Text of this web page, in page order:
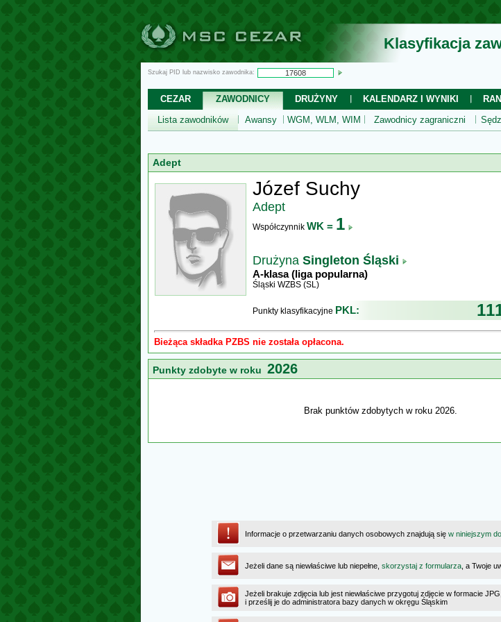
Klasyfikacja
Szukaj PID lub nazwisko zawodnika:
CEZAR ZAWODNICY DRUŻYNY KALENDARZ I WYNIKI
Lista zawodników
Awansy WGM, WLM, WIM Zawodnicy zagraniczni
Adept
Józef Suchy
Adept
Współczynnik WK = 1
Drużyna Singleton Śląski
A-klasa (liga popularna)
Śląski WZBS (SL)
Punkty klasyfikacyjne PKL:
Bieżąca składka PZBS nie została opłacona.
Punkty zdobyte w roku 2026
Brak punktów zdobytych w roku 2026.
Informacje o przetwarzaniu danych osobowych znajdują się w niniejszym
Jeżeli dane są niewłaściwe lub niepełne, skorzystaj z formularza , a Twoje
Jeżeli brakuje zdjęcia lub jest niewłaściwe przygotuj zdjęcie w formacie
i prześlij je do administratora bazy danych w okręgu Śląskim